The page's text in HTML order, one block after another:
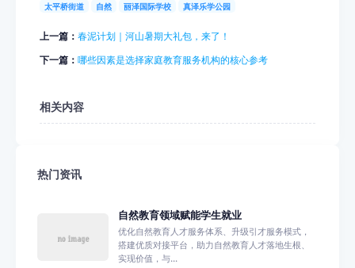
太平桥街道 自然 丽泽国际学校 真泽乐学公园
上一篇： 春泥计划｜河山暑期大礼包，来了！
下一篇： 哪些因素是选择家庭教育服务机构的核心参考
相关内容
热门资讯
自然教育领域赋能学生就业
优化自然教育人才服务体系、升级引才服务模式，
搭建优质对接平台，助力自然教育人才落地生根、
实现价值，与...